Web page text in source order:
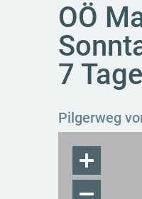
OÖ
7
Pilgerweg